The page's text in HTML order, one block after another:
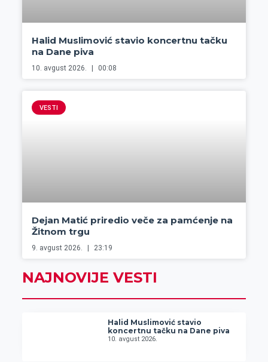
Halid Muslimović stavio koncertnu tačku
na Dane piva
10. avgust 2026. 00:08
VESTI
Dejan Matić priredio veče za pamćenje na
Žitnom trgu
9. avgust 2026. 23:19
NAJNOVIJE VESTI
Halid Muslimović stavio
koncertnu tačku na Dane piva
10. avgust 2026.